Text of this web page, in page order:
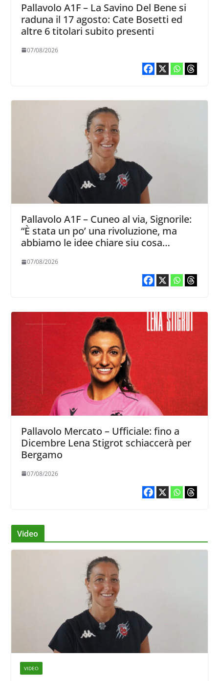
Pallavolo A1F – La Savino Del Bene si
raduna il 17 agosto: Cate Bosetti ed
altre 6 titolari subito presenti
07/08/2026
Pallavolo A1F – Cuneo al via, Signorile:
“È stata un po’ una rivoluzione, ma
abbiamo le idee chiare siu cosa
07/08/2026
Pallavolo Mercato – Ufficiale: fino a
Dicembre Lena Stigrot schiaccerà per
Bergamo
07/08/2026
Video
VIDEO